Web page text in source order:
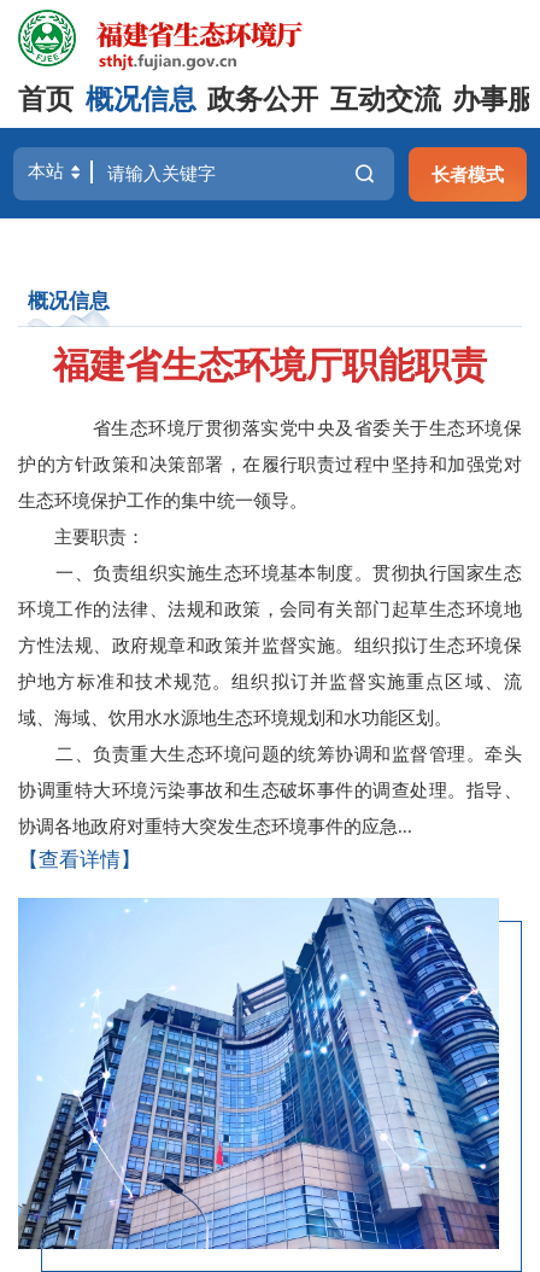
首页 概况信息 政务公开 互动交流 办事
长者模式
概况信息
福建省生态环境厅职能职责
省生态环境厅贯彻落实党中央及省委关于生态环境保
护的方针政策和决策部署，在履行职责过程中坚持和加强党对
生态环境保护工作的集中统一领导。
主要职责：
一、负责组织实施生态环境基本制度。贯彻执行国家生态
环境工作的法律、法规和政策，会同有关部门起草生态环境地
方性法规、政府规章和政策并监督实施。组织拟订生态环境保
护地方标准和技术规范。组织拟订并监督实施重点区域、流
域、海域、饮用水水源地生态环境规划和水功能区划。
二、负责重大生态环境问题的统筹协调和监督管理。牵头
协调重特大环境污染事故和生态破坏事件的调查处理。指导、
协调各地政府对重特大突发生态环境事件的应急...
【查看详情】